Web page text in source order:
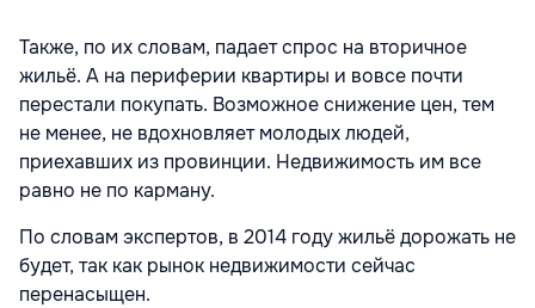
Также, по их словам, падает спрос на вторичное
жильё. А на периферии квартиры и вовсе почти
перестали покупать. Возможное снижение цен, тем
не менее, не вдохновляет молодых людей,
приехавших из провинции. Недвижимость им все
равно не по карману.
По словам экспертов, в 2014 году жильё дорожать не
будет, так как рынок недвижимости сейчас
перенасыщен.